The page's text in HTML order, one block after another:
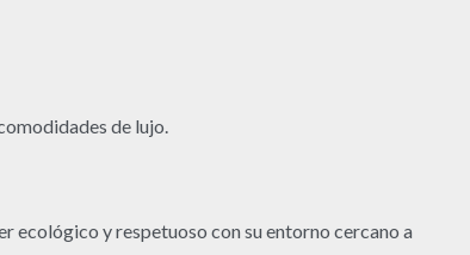
de lujo.
ecológico y respetuoso con su entorno cercano a